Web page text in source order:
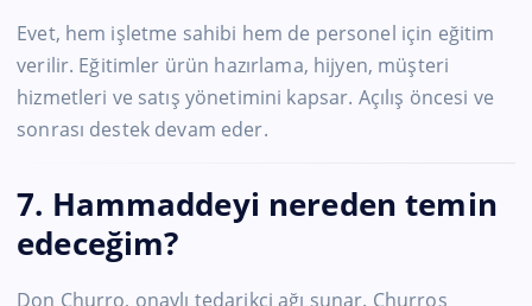
Evet, hem işletme sahibi hem de personel için eğitim
verilir. Eğitimler ürün hazırlama, hijyen, müşteri
hizmetleri ve satış yönetimini kapsar. Açılış öncesi ve
sonrası destek devam eder.
7. Hammaddeyi nereden temin
edeceğim?
Don Churro, onaylı tedarikçi ağı sunar. Churros